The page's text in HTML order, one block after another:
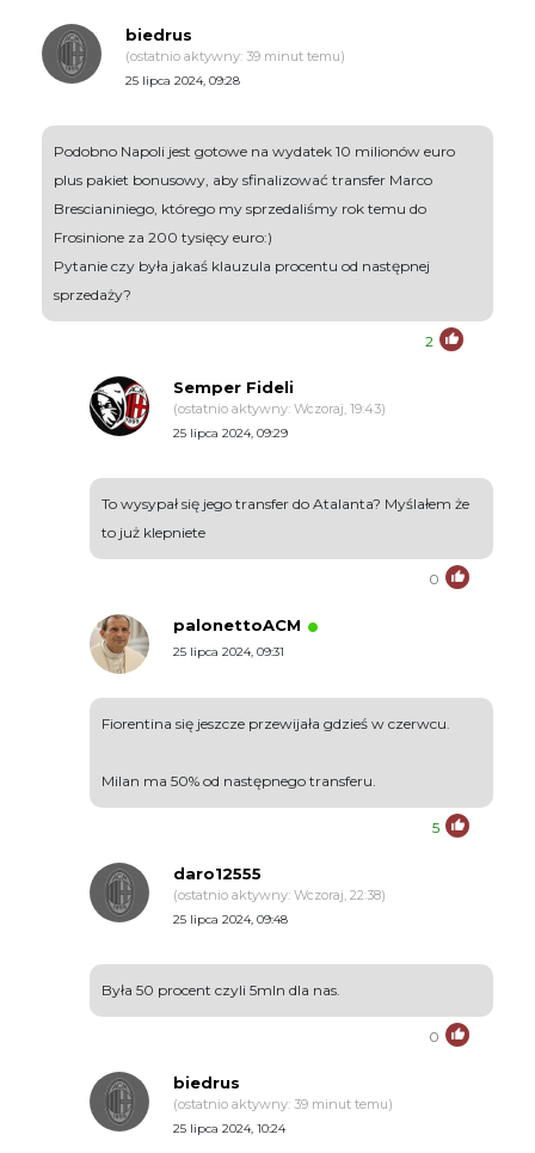
biedrus
(ostatnio aktywny: 39 minut temu)
25 lipca 2024, 09:28
Podobno Napoli jest gotowe na wydatek 10 milionów euro
plus pakiet bonusowy, aby sfinalizować transfer Marco
Brescianiniego, którego my sprzedaliśmy rok temu do
Frosinione za 200 tysięcy euro:)
Pytanie czy była jakaś klauzula procentu od następnej
sprzedaży?
2
Semper Fideli
(ostatnio aktywny: Wczoraj, 19:43)
25 lipca 2024, 09:29
To wysypał się jego transfer do Atalanta? Myślałem że
to już klepniete
0
palonettoACM
25 lipca 2024, 09:31
Fiorentina się jeszcze przewijała gdzieś w czerwcu.
Milan ma 50% od następnego transferu.
5
daro12555
(ostatnio aktywny: Wczoraj, 22:38)
25 lipca 2024, 09:48
Była 50 procent czyli 5mln dla nas.
0
biedrus
(ostatnio aktywny: 39 minut temu)
25 lipca 2024, 10:24